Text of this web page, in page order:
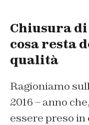
Chiusura di
cosa resta
qualità
Ragioniamo
2016 – anno
essere preso